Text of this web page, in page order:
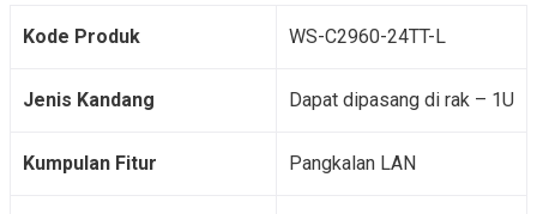
Kode Produk WS-C2960-24TT-L
Jenis Kandang Dapat dipasang di rak – 1U
Kumpulan Fitur Pangkalan LAN